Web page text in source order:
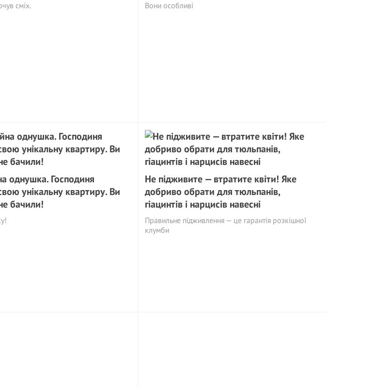
сміх. Вони особливі
однушка. Господиня
унікальну квартиру. Ви
бачили!
Не підживите — втратите квіти! Яке
добриво обрати для тюльпанів,
гіацинтів і нарцисів навесні
Правильне підживлення — це гарантія розкішної
клумби